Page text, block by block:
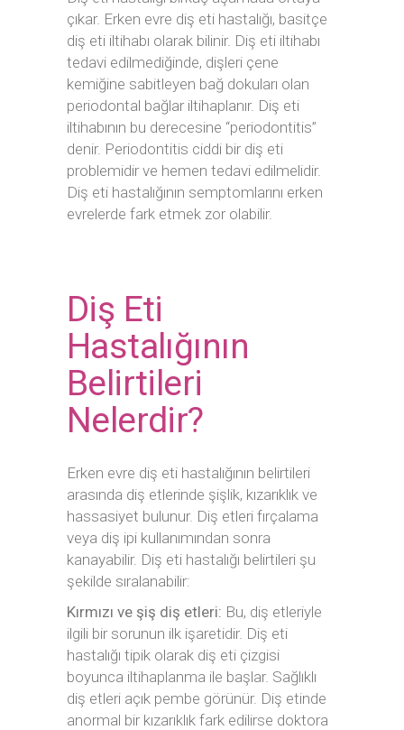
çıkar. Erken evre diş eti hastalığı, basitçe
diş eti iltihabı olarak bilinir. Diş eti iltihabı
tedavi edilmediğinde, dişleri çene
kemiğine sabitleyen bağ dokuları olan
periodontal bağlar iltihaplanır. Diş eti
iltihabının bu derecesine “periodontitis”
denir. Periodontitis ciddi bir diş eti
problemidir ve hemen tedavi edilmelidir.
Diş eti hastalığının semptomlarını erken
evrelerde fark etmek zor olabilir.
Diş Eti
Hastalığının
Belirtileri
Nelerdir?
Erken evre diş eti hastalığının belirtileri
arasında diş etlerinde şişlik, kızarıklık ve
hassasiyet bulunur. Diş etleri fırçalama
veya diş ipi kullanımından sonra
kanayabilir. Diş eti hastalığı belirtileri şu
şekilde sıralanabilir:
Kırmızı ve şiş diş etleri: Bu, diş etleriyle
ilgili bir sorunun ilk işaretidir. Diş eti
hastalığı tipik olarak diş eti çizgisi
boyunca iltihaplanma ile başlar. Sağlıklı
diş etleri açık pembe görünür. Diş etinde
anormal bir kızarıklık fark edilirse doktora